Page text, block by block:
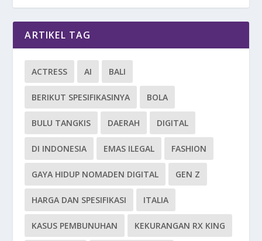
ARTIKEL TAG
ACTRESS AI BALI
BERIKUT SPESIFIKASINYA BOLA
BULU TANGKIS DAERAH DIGITAL
DI INDONESIA EMAS ILEGAL FASHION
GAYA HIDUP NOMADEN DIGITAL GEN Z
HARGA DAN SPESIFIKASI ITALIA
KASUS PEMBUNUHAN KEKURANGAN RX KING